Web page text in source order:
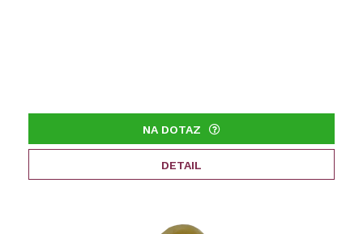
NA DOTAZ
DETAIL